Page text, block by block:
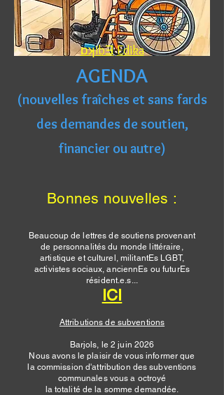
ɒʞibƎEdika
AGENDA
(nouvelles fraîches et sans fards
des demandes de soutien,
financier ou autre)
Bonnes nouvelles :
Beaucoup de lettres de soutiens provenant
de personnalités du monde littéraire,
artistique et culturel, militantEs LGBT,
activistes sociaux, anciennEs ou futurEs
résident.e.s...
ICI
Attributions de subventions
Barjols, le 2 juin 2026
Nous avons le plaisir de vous informer que
la commission d'attribution des subventions
communales vous a octroyé
la totalité de la somme demandée.